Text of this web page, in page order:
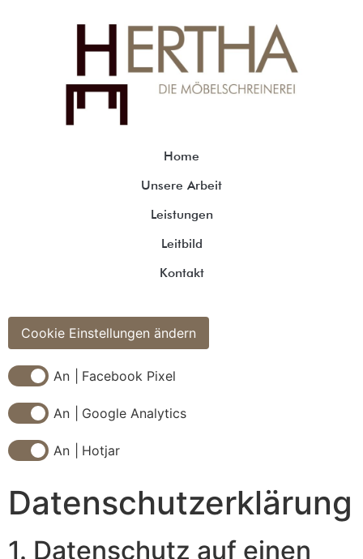
Home
Unsere Arbeit
Leistungen
Leitbild
Kontakt
Cookie Einstellungen ändern
Facebook Pixel
Google Analytics
Hotjar
Datenschutz­erklärung
1. Datenschutz auf einen